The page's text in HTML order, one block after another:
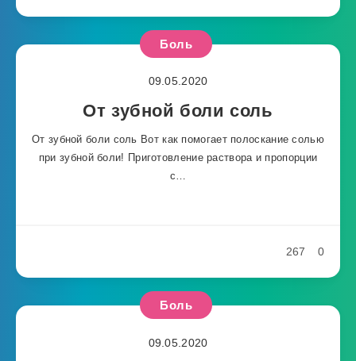
Боль
09.05.2020
От зубной боли соль
От зубной боли соль Вот как помогает полоскание солью
при зубной боли! Приготовление раствора и пропорции
с…
0
267
Боль
09.05.2020